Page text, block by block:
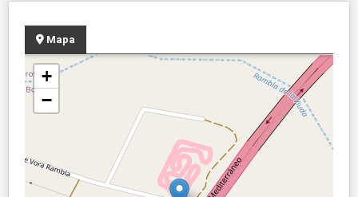
Mapa
+
−